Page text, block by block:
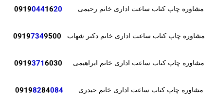
مشاوره چاپ کتاب ساعت اداری خانم رحیمی 09190441620
مشاوره چاپ کتاب ساعت اداری خانم دکتر شهاب 09197349500
مشاوره چاپ کتاب ساعت اداری خانم ابراهیمی 3716030
مشاوره چاپ کتاب ساعت اداری خانم حیدری 0919
8284084